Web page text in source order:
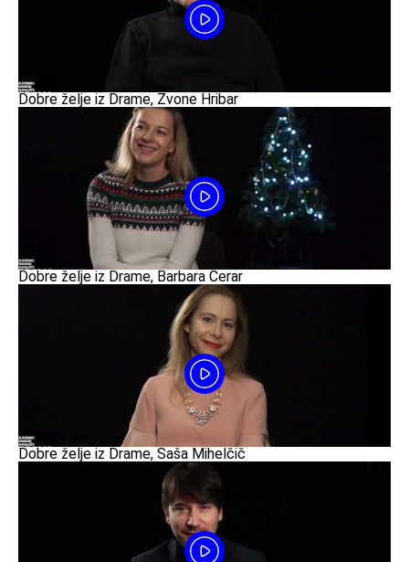
Dobre želje iz Drame, Zvone Hribar
Dobre želje iz Drame, Barbara Cerar
Dobre želje iz Drame, Saša Mihelčič